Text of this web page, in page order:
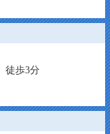
徒歩3分